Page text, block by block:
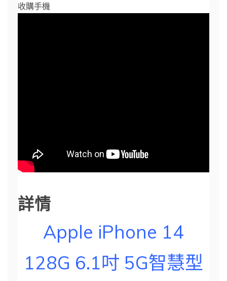
收購手機
詳情
Apple iPhone 14
128G 6.1吋 5G智慧型